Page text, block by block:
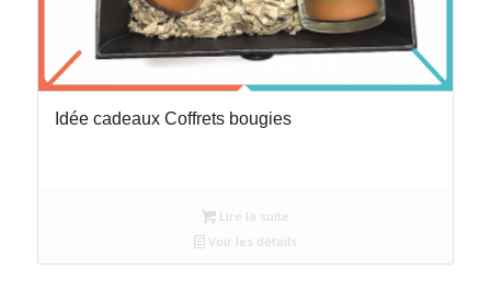
Idée cadeaux Coffrets bougies
Lire la suite
Voir les détails